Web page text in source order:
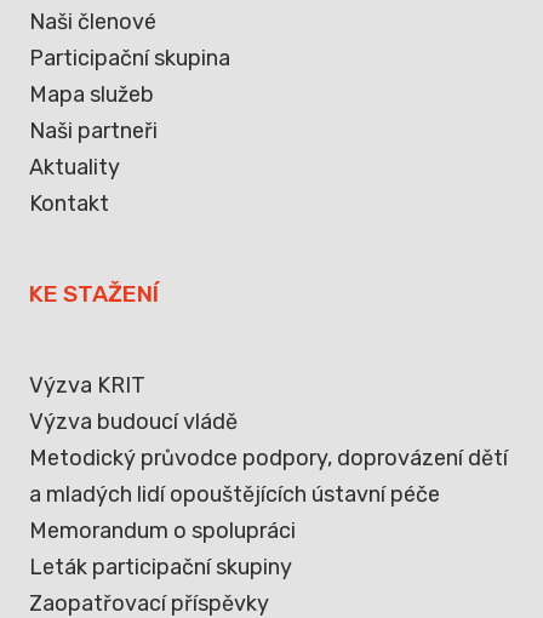
Naši členové
Participační skupina
Mapa služeb
Naši partneři
Aktuality
Kontakt
KE STAŽENÍ
Výzva KRIT
Výzva budoucí vládě
Metodický průvodce podpory, doprovázení dětí
a mladých lidí opouštějících ústavní péče
Memorandum o spolupráci
Leták participační skupiny
Zaopatřovací příspěvky